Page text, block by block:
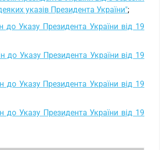
указів Президента України";
Указу Президента України від 19
Указу Президента України від 19
Указу Президента України від 19
Указу Президента України від 19